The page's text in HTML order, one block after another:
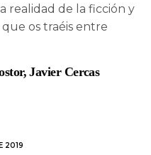
realidad de la ficción y
os traéis entre
Javier Cercas
2019